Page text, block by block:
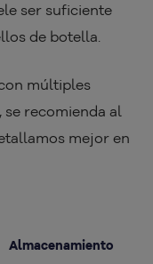
ser suficiente
de botella.
múltiples
recomienda al
mejor en
Almacenamiento